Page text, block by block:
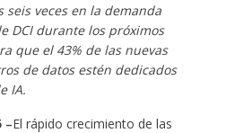
seis veces en la demanda
DCI durante los próximos
que el 43% de las nuevas
de datos estén dedicados
IA.
–El rápido crecimiento de las